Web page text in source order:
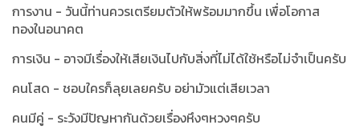
การงาน - วันนี้ท่านควรเตรียมตัวให้พร้อมมากขึ้น เพื่อโอกาส
ทองในอนาคต
การเงิน - อาจมีเรื่องให้เสียเงินไปกับสิ่งที่ไม่ได้ใช้หรือไม่จำเป็นครับ
คนโสด - ชอบใครก็ลุยเลยครับ อย่ามัวแต่เสียเวลา
คนมีคู่ - ระวังมีปัญหากันด้วยเรื่องหึงๆหวงๆครับ